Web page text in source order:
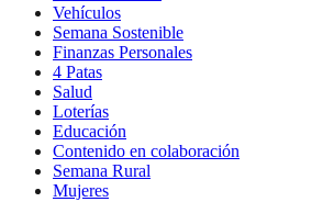
Vehículos
Semana Sostenible
Finanzas Personales
4 Patas
Salud
Loterías
Educación
Contenido en colaboración
Semana Rural
Mujeres